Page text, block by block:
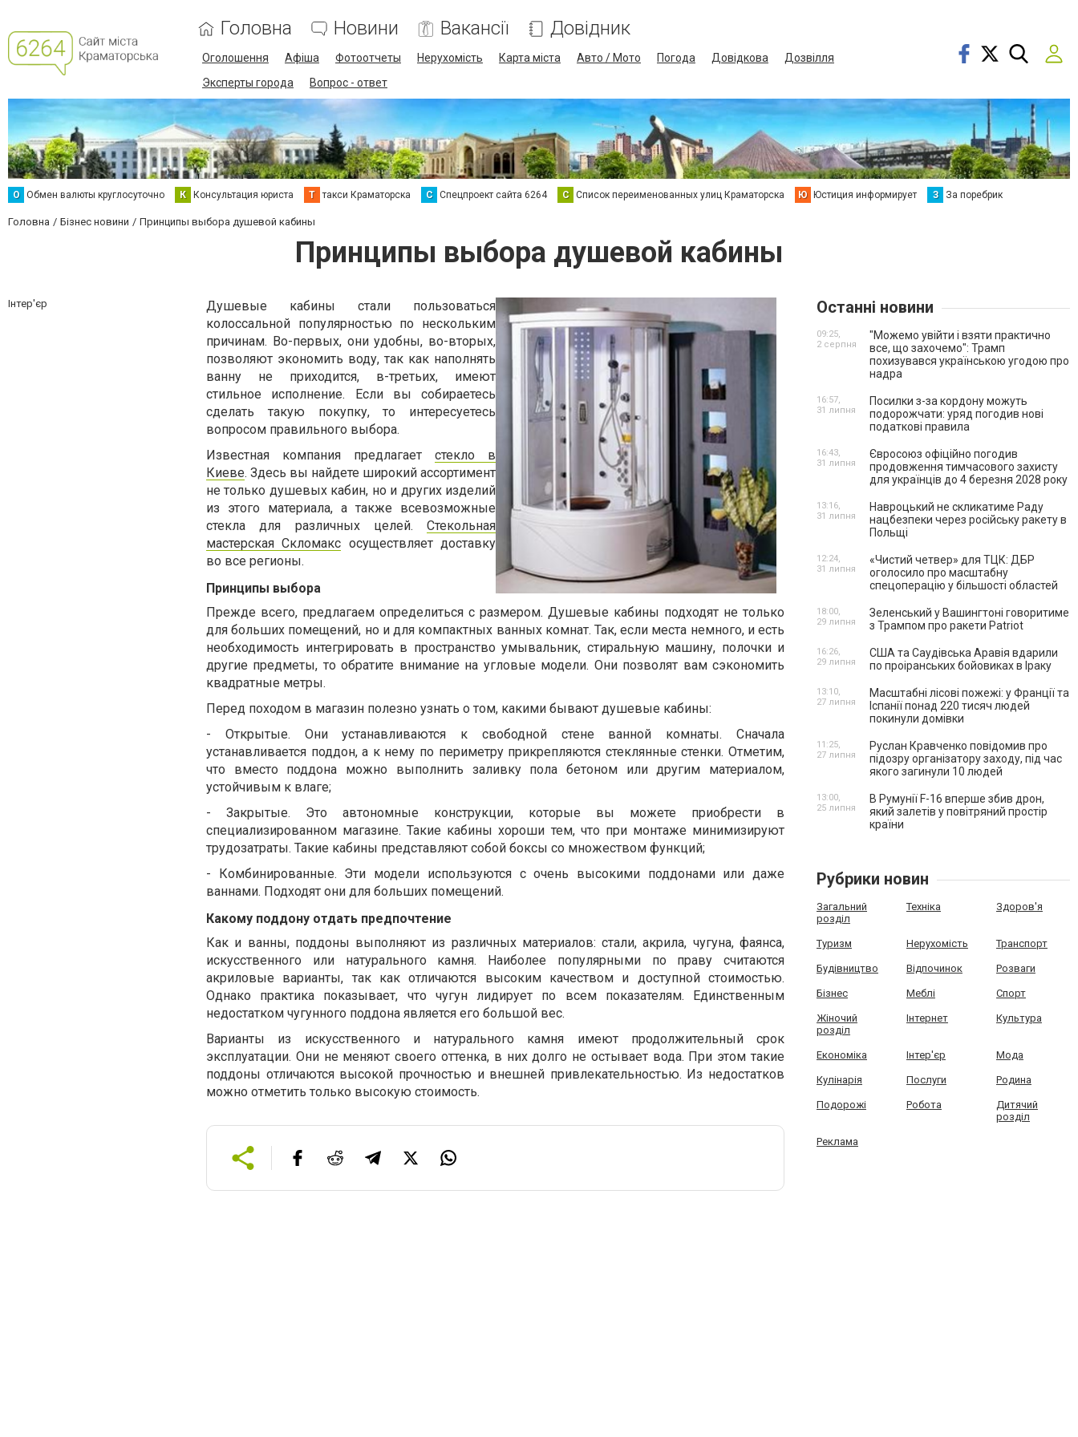
Головна Новини Вакансії Довідник
Оголошення Афіша Фотоотчеты Нерухомість Карта міста Авто / Мото Погода Довідкова
Дозвілля
Эксперты города
Вопрос - ответ
О Обмен валюты круглосуточно К Консультация юриста Т такси Краматорска С Спецпроект сайта 6264 С Список переименованных улиц Краматорска Ю Юстиция информирует З За поребрик
Головна Бізнес новини Принципы выбора душевой кабины
Принципы выбора душевой кабины
Інтер'єр
Душевые кабины стали пользоваться
колоссальной популярностью по нескольким
причинам. Во-первых, они удобны, во-вторых,
позволяют экономить воду, так как наполнять
ванну не приходится, в-третьих, имеют
стильное исполнение. Если вы собираетесь
сделать такую покупку, то интересуетесь
вопросом правильного выбора.
Известная компания предлагает стекло в
Киеве. Здесь вы найдете широкий ассортимент
не только душевых кабин, но и других изделий
из этого материала, а также всевозможные
стекла для различных целей. Стекольная
мастерская Скломакс осуществляет доставку
во все регионы.
Принципы выбора
Прежде всего, предлагаем определиться с размером. Душевые кабины подходят не только
для больших помещений, но и для компактных ванных комнат. Так, если места немного, и есть
необходимость интегрировать в пространство умывальник, стиральную машину, полочки и
другие предметы, то обратите внимание на угловые модели. Они позволят вам сэкономить
квадратные метры.
Перед походом в магазин полезно узнать о том, какими бывают душевые кабины:
- Открытые. Они устанавливаются к свободной стене ванной комнаты. Сначала
устанавливается поддон, а к нему по периметру прикрепляются стеклянные стенки. Отметим,
что вместо поддона можно выполнить заливку пола бетоном или другим материалом,
устойчивым к влаге;
- Закрытые. Это автономные конструкции, которые вы можете приобрести в
специализированном магазине. Такие кабины хороши тем, что при монтаже минимизируют
трудозатраты. Такие кабины представляют собой боксы со множеством функций;
- Комбинированные. Эти модели используются с очень высокими поддонами или даже
ваннами. Подходят они для больших помещений.
Какому поддону отдать предпочтение
Как и ванны, поддоны выполняют из различных материалов: стали, акрила, чугуна, фаянса,
искусственного или натурального камня. Наиболее популярными по праву считаются
акриловые варианты, так как отличаются высоким качеством и доступной стоимостью.
Однако практика показывает, что чугун лидирует по всем показателям. Единственным
недостатком чугунного поддона является его большой вес.
Варианты из искусственного и натурального камня имеют продолжительный срок
эксплуатации. Они не меняют своего оттенка, в них долго не остывает вода. При этом такие
поддоны отличаются высокой прочностью и внешней привлекательностью. Из недостатков
можно отметить только высокую стоимость.
Останні новини
"Можемо увійти і взяти практично
все, що захочемо": Трамп
похизувався українською угодою про
надра
09:25,
2 серпня
Посилки з-за кордону можуть
подорожчати: уряд погодив нові
податкові правила
16:57,
31 липня
Євросоюз офіційно погодив
продовження тимчасового захисту
для українців до 4 березня 2028 року
16:43,
31 липня
Навроцький не скликатиме Раду
нацбезпеки через російську ракету в
Польщі
13:16,
31 липня
«Чистий четвер» для ТЦК: ДБР
оголосило про масштабну
спецоперацію у більшості областей
12:24,
31 липня
Зеленський у Вашингтоні говоритиме
з Трампом про ракети Patriot
18:00,
29 липня
США та Саудівська Аравія вдарили
по проіранських бойовиках в Іраку
16:26,
29 липня
Масштабні лісові пожежі: у Франції та
Іспанії понад 220 тисяч людей
покинули домівки
13:10,
27 липня
Руслан Кравченко повідомив про
підозру організатору заходу, під час
якого загинули 10 людей
11:25,
27 липня
В Румунії F-16 вперше збив дрон,
який залетів у повітряний простір
країни
13:00,
25 липня
Рубрики новин
Загальний
розділ
Техніка Здоров'я
Туризм Нерухомість Транспорт
Будівництво Відпочинок Розваги
Бізнес Меблі Спорт
Жіночий
розділ
Інтернет Культура
Економіка Інтер'єр Мода
Кулінарія Послуги Родина
Подорожі Робота
Дитячий
розділ
Реклама